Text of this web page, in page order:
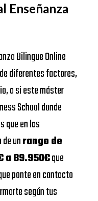
Enseñanza
Bilingue Online
diferentes factores,
a si este máster
School donde
que en las
unrango de
a 89.950€que
ponte en contacto
según tus